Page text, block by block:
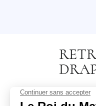
Draps
Draps